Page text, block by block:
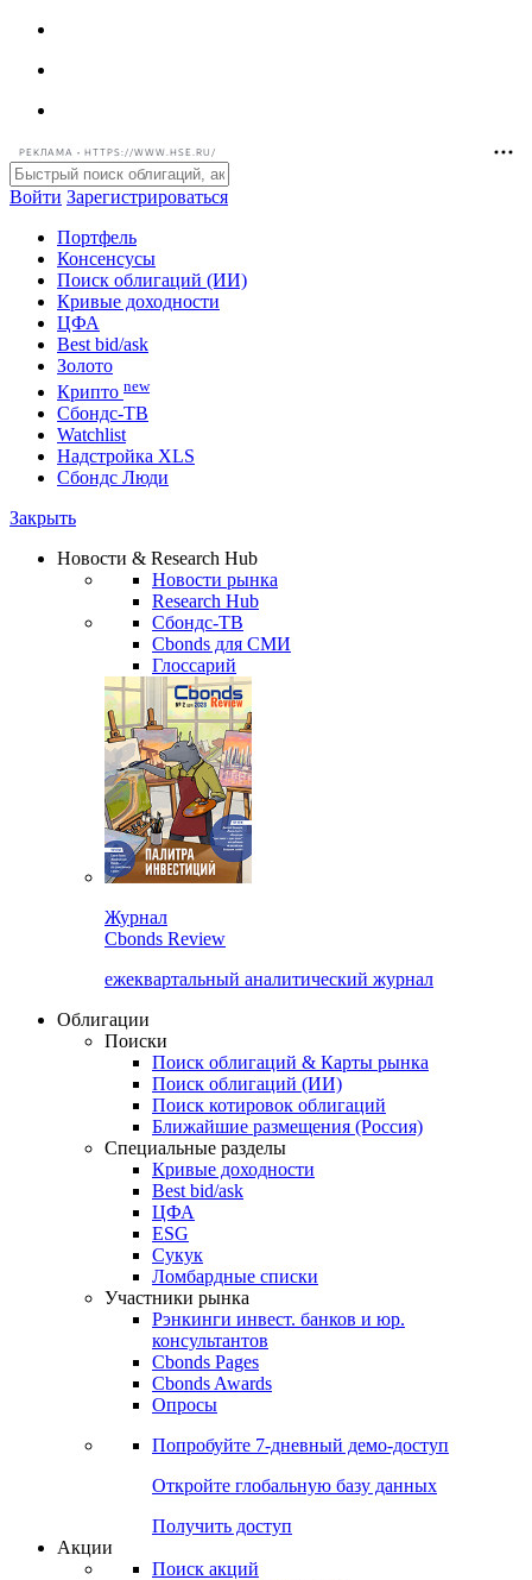
РЕКЛАМА • HTTPS://WWW.HSE.RU/
Войти Зарегистрироваться
Портфель
Консенсусы
Поиск облигаций (ИИ)
Кривые доходности
ЦФА
Best bid/ask
Золото
Крипто new
Watchlist
Сбондс Люди
Новости & Research Hub
Новости рынка
Research Hub
Сбондс-ТВ
Cbonds для СМИ
Глоссарий
Cbonds Review
ежеквартальный аналитический журнал
Облигации
Поиски
Поиск облигаций & Карты рынка
Поиск облигаций (ИИ)
Поиск котировок облигаций
Ближайшие размещения (Россия)
Специальные разделы
Кривые доходности
Best bid/ask
ЦФА
ESG
Сукук
Ломбардные списки
Участники рынка
Рэнкинги инвест. банков и юр.
Cbonds Pages
Опросы
Попробуйте7-дневный
Откройте глобальную базу данных